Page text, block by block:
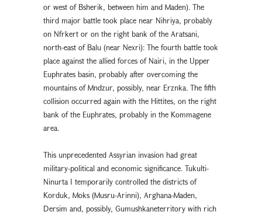
or west of Bsherik, between him and Maden). The
third major battle took place near Nihriya, probably
on Nfrkert or on the right bank of the Aratsani,
north-east of Balu (near Nexri): The fourth battle took
place against the allied forces of Nairi, in the Upper
Euphrates basin, probably after overcoming the
mountains of Mndzur, possibly, near Erznka. The fifth
collision occurred again with the Hittites, on the right
bank of the Euphrates, probably in the Kommagene
area.
This unprecedented Assyrian invasion had great
military-political and economic significance. Tukulti-
Ninurta I temporarily controlled the districts of
Korduk, Moks (Musru-Arinni), Arghana-Maden,
Dersim and, possibly, Gumushkaneterritory with rich